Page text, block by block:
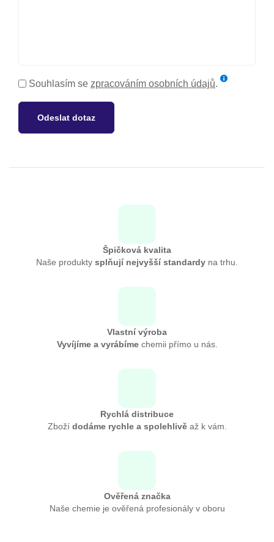
Souhlasím se zpracováním osobních údajů.
Odeslat dotaz
Špičková kvalita
Naše produkty splňují nejvyšší standardy na trhu.
Vlastní výroba
Vyvíjíme a vyrábímechemii přímo u nás.
Rychlá distribuce
Zboží dodáme rychle a spolehlivěaž k vám.
Ověřená značka
Naše chemie je ověřená profesionály v oboru